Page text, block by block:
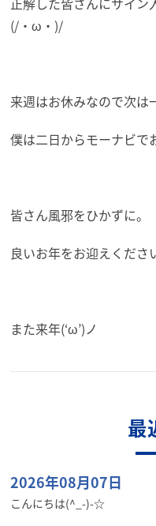
(/・ω・)/
来週はお休みなので次は
僕は二日からモーナビで
皆さん風邪をひかずに。
良いお年をお迎えくださ
また来年(‘ω’)ノ
最
2026年08月07日
こんにちは(^_-)-☆